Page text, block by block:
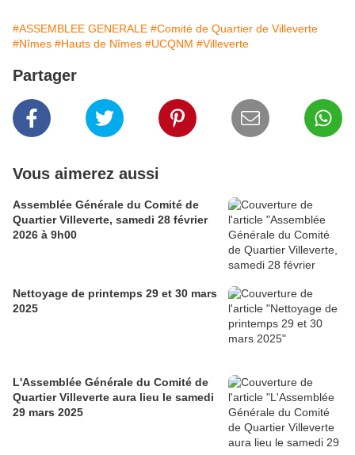
#ASSEMBLEE GENERALE #Comité de Quartier de Villeverte
#Nîmes #Hauts de Nîmes #UCQNM #Villeverte
Partager
Vous aimerez aussi
Assemblée Générale du Comité de
Quartier Villeverte, samedi 28 février
2026 à 9h00
Nettoyage de printemps 29 et 30 mars
2025
L'Assemblée Générale du Comité de
Quartier Villeverte aura lieu le samedi
29 mars 2025